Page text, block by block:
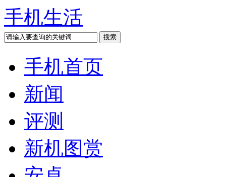
手机生活
手机首页
新闻
评测
新机图赏